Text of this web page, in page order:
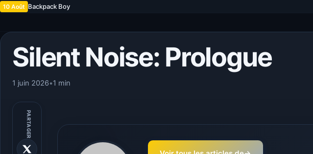
10 Août Backpack Boy
Silent Noise: Prologue
1 juin 2026•1 min
PARTAGER